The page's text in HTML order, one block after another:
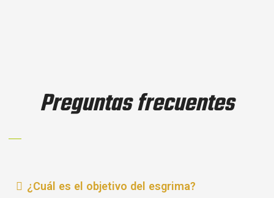
Preguntas frecuentes
¿Cuál es el objetivo del esgrima?